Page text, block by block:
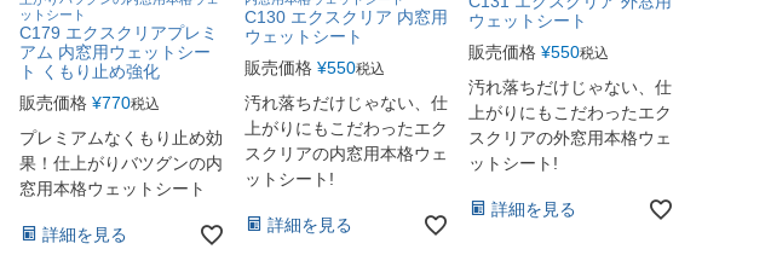
ットシート
C179 エクスクリアプレミ
アム 内窓用ウェットシー
ト くもり止め強化
販売価格 ¥770税込
プレミアムなくもり止め効
果！仕上がりバツグンの内
窓用本格ウェットシート
詳細を見る
C130 エクスクリア 内窓用
ウェットシート
販売価格 ¥550税込
汚れ落ちだけじゃない、仕
上がりにもこだわったエク
スクリアの内窓用本格ウェ
ットシート!
詳細を見る
ウェットシート
販売価格 ¥550税込
汚れ落ちだけじゃない、仕
上がりにもこだわったエク
スクリアの外窓用本格ウェ
ットシート!
詳細を見る